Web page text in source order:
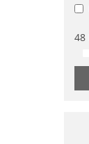
48